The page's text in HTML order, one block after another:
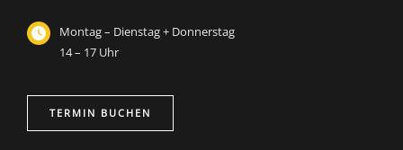
Montag – Dienstag + Donnerstag
14 – 17 Uhr
TERMIN BUCHEN